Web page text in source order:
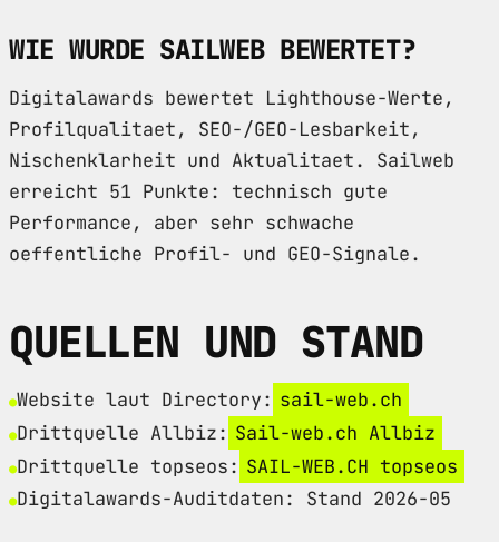
WIE WURDE SAILWEB BEWERTET?
Digitalawards bewertet Lighthouse-Werte,
Profilqualitaet, SEO-/GEO-Lesbarkeit,
Nischenklarheit und Aktualitaet. Sailweb
erreicht 51 Punkte: technisch gute
Performance, aber sehr schwache
oeffentliche Profil- und GEO-Signale.
QUELLEN UND STAND
Website laut Directory: sail-web.ch
Drittquelle Allbiz: Sail-web.ch Allbiz
Drittquelle topseos: SAIL-WEB.CH topseos
Digitalawards-Auditdaten: Stand 2026-05